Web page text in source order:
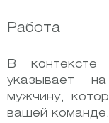
Работа
В
указывает
мужчину,
вашей